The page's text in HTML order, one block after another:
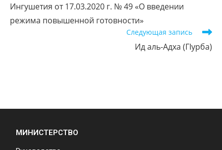
Ингушетия от 17.03.2020 г. № 49 «О введении
режима повышенной готовности»
Следующая запись
Ид аль-Адха (ГIурба)
МИНИСТЕРСТВО